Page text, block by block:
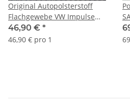
Original Autopolsterstoff
Flachgewebe VW Impulse
schwarz B150
46,90 € *
46,90 € pro 1